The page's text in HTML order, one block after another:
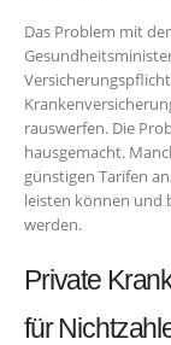
Das Problem mit
rauswerfen. Die
hausgemacht.
günstigen Tarifen
leisten können und
werden.
Private
für